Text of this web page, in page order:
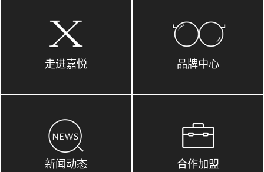
走进嘉悦 品牌中心
新闻动态 合作加盟